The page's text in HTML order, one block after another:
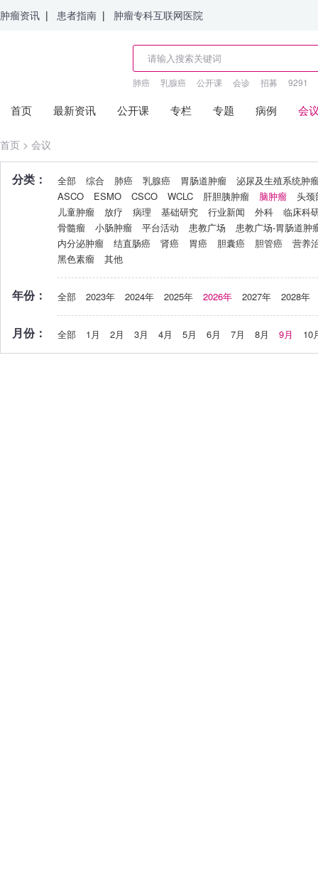
肿瘤资讯 | 患者指南 | 肿瘤专科互联网医院
肺癌 乳腺癌 公开课 会诊 招募 9291
首页 最新资讯 公开课 专栏 专题 病例 会
首页 > 会议
分类： 全部 综合 肺癌 乳腺癌 胃肠道肿瘤
泌尿及生殖系统肿
ASCO
ESMO CSCO WCLC 肝胆胰肿瘤 脑肿瘤
头颈
儿童肿瘤
放疗 病理 基础研究 行业新闻 外科
临床科
骨髓瘤
小肠肿瘤 平台活动 患教广场
患教广场-胃肠道肿
内分泌肿瘤
结直肠癌 肾癌 胃癌 胆囊癌 胆管癌
营养
黑色素瘤
其他
年份： 全部 2023年 2024年 2025年 2026年 2027年 2028年
月份： 全部 1月 2月 3月 4月 5月 6月 7月 8月 9月 10